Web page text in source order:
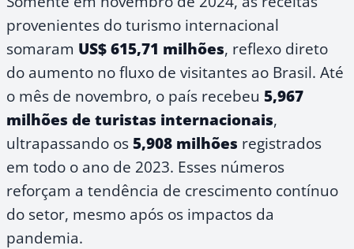
provenientes do turismo internacional
somaram US$ 615,71 milhões, reflexo direto
do aumento no fluxo de visitantes ao Brasil. Até
o mês de novembro, o país recebeu 5,967
milhões de turistas internacionais,
ultrapassando os5,908 milhões registrados
em todo o ano de 2023. Esses números
reforçam a tendência de crescimento contínuo
do setor, mesmo após os impactos da
pandemia.